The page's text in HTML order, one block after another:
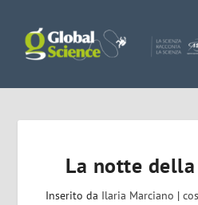
La notte
Inserito da Ilaria Marciano |